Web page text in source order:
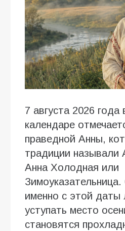
7 августа 2026
календаре
праведной Анны,
традиции называли
Анна Холодная или
именно с этой даты
уступать место
становятся